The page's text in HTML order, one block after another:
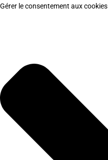
Gérer le consentement aux cookies